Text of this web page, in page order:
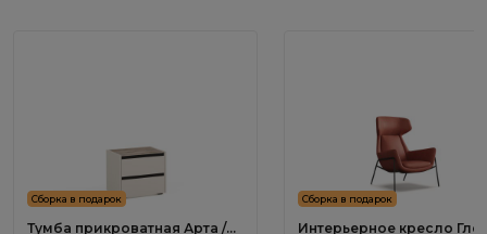
Сборка в подарок
Тумба прикроватная Арта /
Сборка в подарок
Интерьерное кресло